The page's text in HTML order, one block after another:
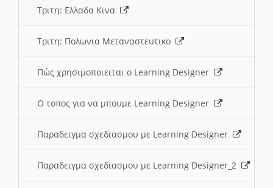
Τριτη: Ελλαδα Κινα
Τριτη: Πολωνια Μεταναστευτικο
Πώς χρησιμοποιειται ο Learning Designer
O τοπος για να μπουμε Learning Designer
Παραδειγμα σχεδιασμου με Learning Designer
Παραδειγμα σχεδιασμου με Learning Designer_2